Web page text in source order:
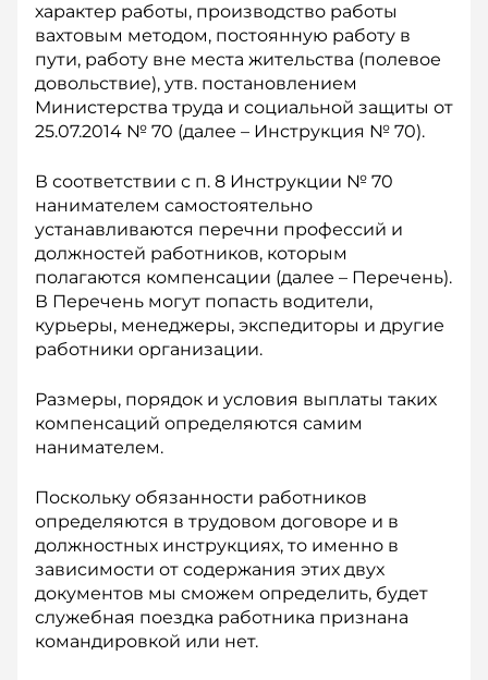
характер работы, производство работы
вахтовым методом, постоянную работу в
пути, работу вне места жительства (полевое
довольствие), утв. постановлением
Министерства труда и социальной защиты от
25.07.2014 № 70 (далее – Инструкция № 70).
В соответствии с п. 8 Инструкции № 70
нанимателем самостоятельно
устанавливаются перечни профессий и
должностей работников, которым
полагаются компенсации (далее – Перечень).
В Перечень могут попасть водители,
курьеры, менеджеры, экспедиторы и другие
работники организации.
Размеры, порядок и условия выплаты таких
компенсаций определяются самим
нанимателем.
По­скольку обязанности работников
определяются в трудовом договоре и в
должностных инструкциях, то именно в
зависимости от содержания этих двух
документов мы сможем определить, будет
служебная поездка работника признана
командировкой или нет.